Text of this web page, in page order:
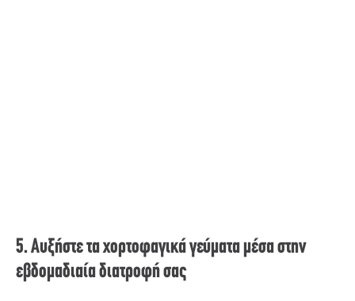
5. Αυξήστε τα χορτοφαγικά γεύματα μέσα στην
εβδομαδιαία διατροφή σας